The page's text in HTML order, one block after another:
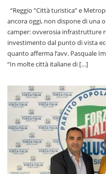
“Reggio “Città turistica” e
ancora oggi, non dispone di una
camper: ovverosia infrastrutture
investimento dal punto di vista
quanto afferma l’avv. Pasquale
“In molte città italiane di […]